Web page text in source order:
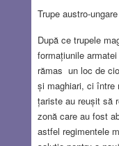
Trupe austro-
După ce trupele
formațiunile
rămas un loc de
și maghiari, ci între
țariste au reușit să
zonă care au fost
astfel regimentele